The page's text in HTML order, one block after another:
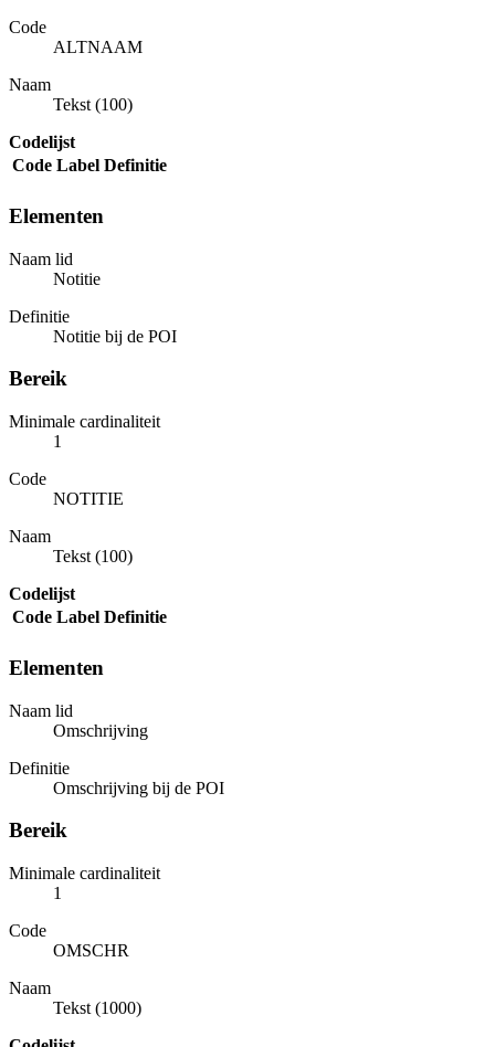
Code
ALTNAAM
Naam
Tekst (100)
Codelijst
Code Label Definitie
Elementen
Naam lid
Notitie
Definitie
Notitie bij de POI
Bereik
Minimale cardinaliteit
1
Code
NOTITIE
Naam
Tekst (100)
Codelijst
Code Label Definitie
Elementen
Naam lid
Omschrijving
Definitie
Omschrijving bij de POI
Bereik
Minimale cardinaliteit
1
Code
OMSCHR
Naam
Tekst (1000)